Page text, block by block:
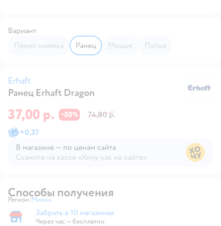
Вариант
Пенал-книжка
Ранец Мешок Папка
Erhaft
Ранец Erhaft Dragon
37,00 р. −50%
74,80 р.
+0,37
В магазине — по ценам сайта
Скажите на кассе «Хочу как на сайте»
Способы получения
Регион: Выбор адреса доставки.
Минск
Забрать в магазине
Забрать в 10 магазинах
Через час — бесплатно